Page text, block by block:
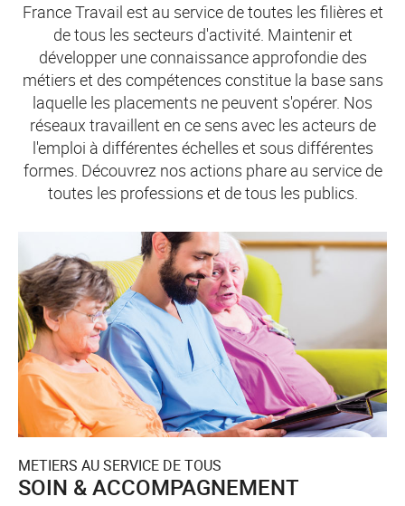
France Travail est au service de toutes les filières et
de tous les secteurs d'activité. Maintenir et
développer une connaissance approfondie des
métiers et des compétences constitue la base sans
laquelle les placements ne peuvent s'opérer. Nos
réseaux travaillent en ce sens avec les acteurs de
l'emploi à différentes échelles et sous différentes
formes. Découvrez nos actions phare au service de
toutes les professions et de tous les publics.
METIERS AU SERVICE DE TOUS
SOIN & ACCOMPAGNEMENT